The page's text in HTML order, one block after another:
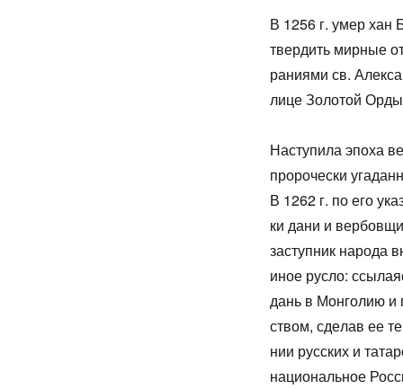
В 1256 г. умер хан
твер­дить мир­ные
ра­ни­я­ми св.
ли­це Зо­ло­той
На­сту­пи­ла эпо­ха
про­ро­че­ски
В 1262 г. по его
ки да­ни и
за­ступ­ник на­ро­да
иное рус­ло:
дань в Мон­го­лию и
ством, сде­лав ее
нии рус­ских и
на­цио­наль­ное